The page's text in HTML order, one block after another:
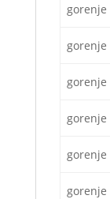
gorenje
gorenje
gorenje
gorenje
gorenje
gorenje